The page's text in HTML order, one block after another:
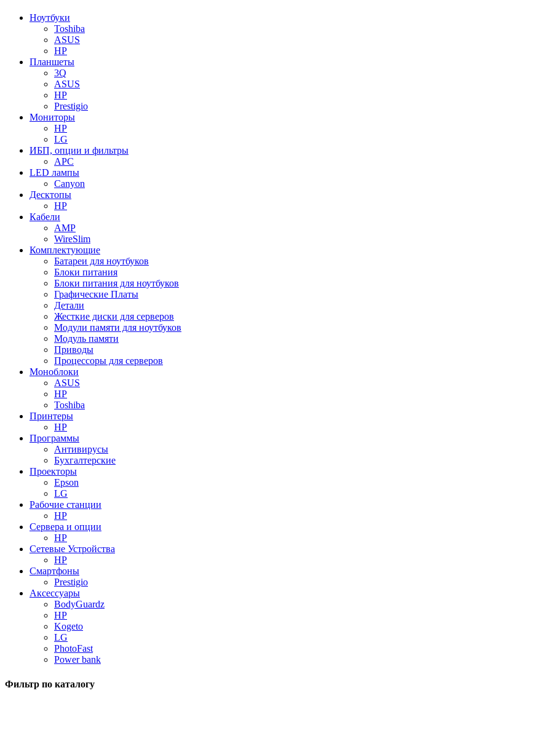
Ноутбуки
Toshiba
ASUS
HP
Планшеты
3Q
ASUS
HP
Prestigio
Мониторы
HP
LG
ИБП, опции и фильтры
APC
LED лампы
Canyon
Десктопы
HP
Кабели
AMP
WireSlim
Комплектующие
Батареи для ноутбуков
Блоки питания
Блоки питания для ноутбуков
Графические Платы
Детали
Жесткие диски для серверов
Модули памяти для ноутбуков
Модуль памяти
Приводы
Процессоры для серверов
Моноблоки
ASUS
HP
Toshiba
Принтеры
HP
Программы
Антивирусы
Бухгалтерские
Проекторы
Epson
LG
Рабочие станции
HP
Сервера и опции
HP
Сетевые Устройства
HP
Смартфоны
Prestigio
Аксессуары
BodyGuardz
HP
Kogeto
LG
PhotoFast
Power bank
Фильтр по каталогу